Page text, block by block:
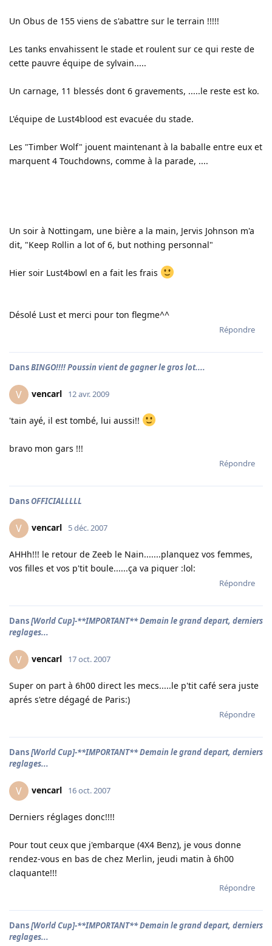
Un Obus de 155 viens de s'abattre sur le terrain !!!!!
Les tanks envahissent le stade et roulent sur ce qui reste de
cette pauvre équipe de sylvain.....
Un carnage, 11 blessés dont 6 gravements, .....le reste est ko.
L'équipe de Lust4blood est evacuée du stade.
Les "Timber Wolf" jouent maintenant à la baballe entre eux et
marquent 4 Touchdowns, comme à la parade, ....
Un soir à Nottingam, une bière a la main, Jervis Johnson m'a
dit, "Keep Rollin a lot of 6, but nothing personnal"
Hier soir Lust4bowl en a fait les frais
Désolé Lust et merci pour ton flegme^^
Répondre
DansBINGO!!!! Poussin vient de gagner le gros lot....
V vencarl 12 avr. 2009
'tain ayé, il est tombé, lui aussi!!
bravo mon gars !!!
Répondre
DansOFFICIALLLLL
V vencarl 5 déc. 2007
AHHh!!! le retour de Zeeb le Nain.......planquez vos femmes,
vos filles et vos p'tit boule......ça va piquer :lol:
Répondre
Dans[World Cup]-**IMPORTANT** Demain le grand depart, derniers
reglages...
V vencarl 17 oct. 2007
Super on part à 6h00 direct les mecs.....le p'tit café sera juste
aprés s'etre dégagé de Paris:)
Répondre
Dans[World Cup]-**IMPORTANT** Demain le grand depart, derniers
reglages...
V vencarl 16 oct. 2007
Derniers réglages donc!!!!
Pour tout ceux que j'embarque (4X4 Benz), je vous donne
rendez-vous en bas de chez Merlin, jeudi matin à 6h00
claquante!!!
Répondre
Dans[World Cup]-**IMPORTANT** Demain le grand depart, derniers
reglages...